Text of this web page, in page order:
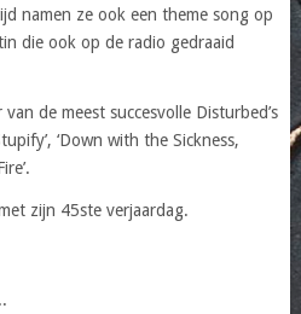
namen ze ook een theme song op
die ook op de radio gedraaid
de meest succesvolle Disturbed’s
‘Down with the Sickness,
zijn 45ste verjaardag.